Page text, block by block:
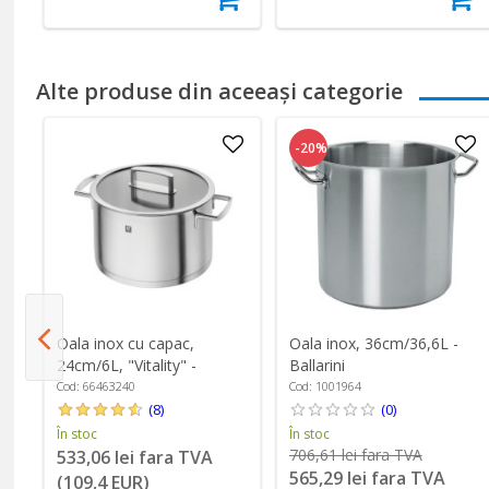
Alte produse din aceeași categorie
Oala inox cu capac,
24cm/6L, "Vitality" -
Zwilling
Cod: 66463240
(8)
În stoc
533,06 lei fara TVA
(109,4 EUR)
-20%
Oala inox, 36cm/36,6L -
Ballarini
Cod: 1001964
(0)
În stoc
706,61 lei fara TVA
565,29 lei fara TVA